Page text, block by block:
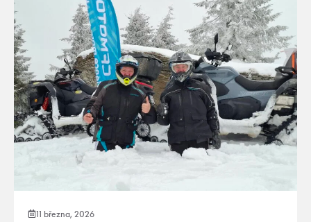
11 března, 2026